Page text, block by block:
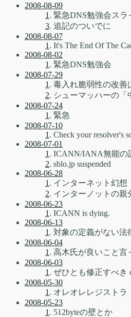
2008-08-09
1 . 緊急DNS勉強会スラ
3. 追記のついでに
2008-08-07
1 . It's The End Of The
2008-08-02
1 . 緊急DNS勉強会
2008-07-29
1 . 毒入れ脆弱性の改善
2. シューマッハーの「
2008-07-24
1 . 緊急
2008-07-10
1 . Check your resolver's
2008-07-01
1 . ICANN/IANA無能の
2. sblo.jp suspended
2008-06-28
1 . インターネット幻想
2. インターノットの親
2008-06-23
1 . ICANN is dying.
2008-06-13
1 . 対象の定義がない法
2008-06-04
1 . 高木氏が良いこと言
2008-06-03
1 . ぜひとも修正すべき
2008-05-30
1 . オレオレレジストラ
2008-05-23
1 . 512byteの壁とか